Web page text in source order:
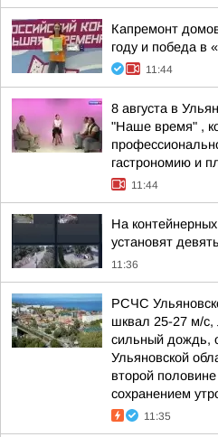
Капремонт
году и победа в
11:44
8 августа в
"Наше время" ,
гастрономию и
11:44
На
установят
11:36
РСЧС
шквал 25-27 м/с,
сильный дождь,
Ульяновской
второй
сохранением
11:35